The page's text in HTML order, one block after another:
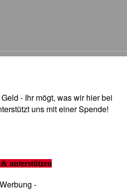
- Ihr mögt, was wir hier bei
uns mit einer Spende!
unterstützen
-